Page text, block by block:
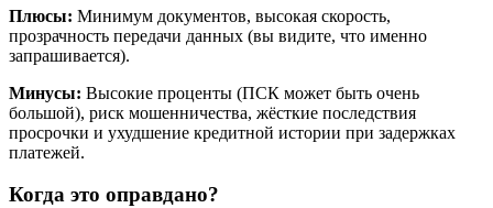
Плюсы: Минимум документов, высокая скорость,
прозрачность передачи данных (вы видите, что именно
запрашивается).
Минусы: Высокие проценты (ПСК может быть очень
большой), риск мошенничества, жёсткие последствия
просрочки и ухудшение кредитной истории при задержках
платежей.
Когда это оправдано?